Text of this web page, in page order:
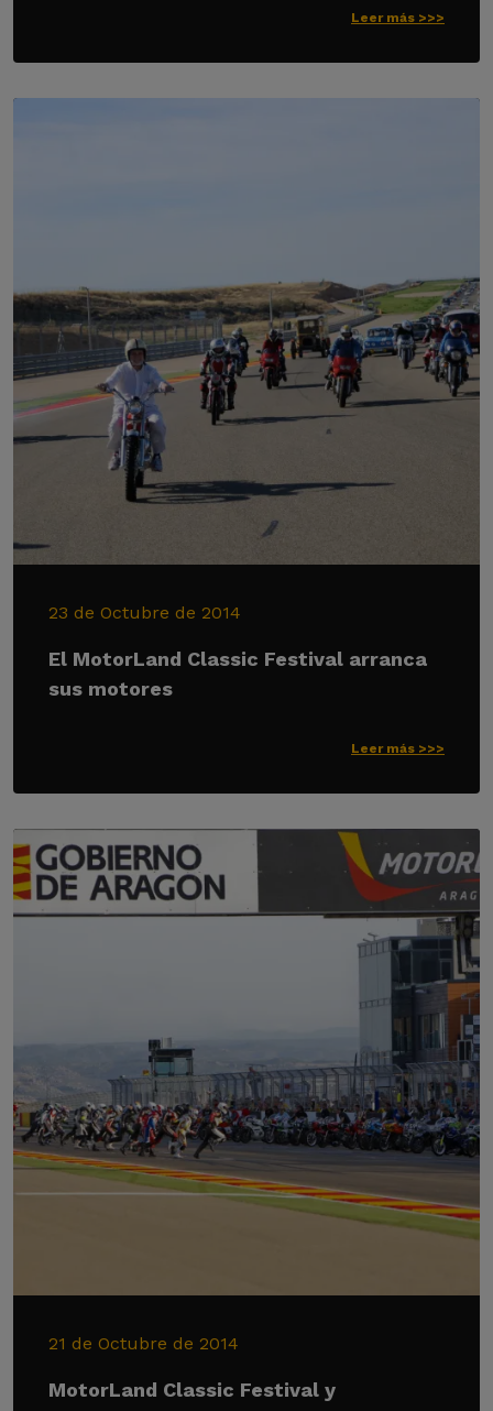
Leer más >>>
23 de Octubre de 2014
El MotorLand Classic Festival arranca
sus motores
Leer más >>>
21 de Octubre de 2014
MotorLand Classic Festival y